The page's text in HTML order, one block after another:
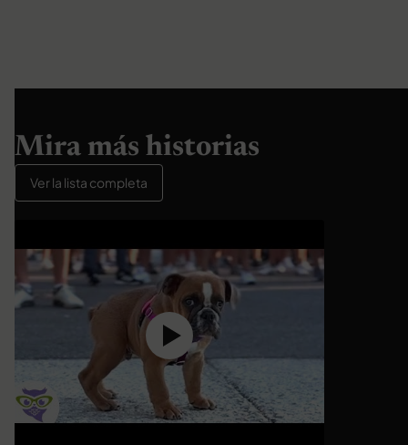
Mira más historias
Ver la lista completa